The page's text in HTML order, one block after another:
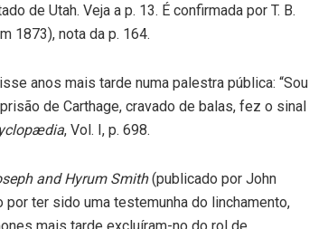
de Utah. Veja a p. 13. É confirmada por T. B.
1873), nota da p. 164.
anos mais tarde numa palestra pública: “Sou
de Carthage, cravado de balas, fez o sinal
, Vol. I, p. 698.
and Hyrum Smith(publicado por John
ter sido uma testemunha do linchamento,